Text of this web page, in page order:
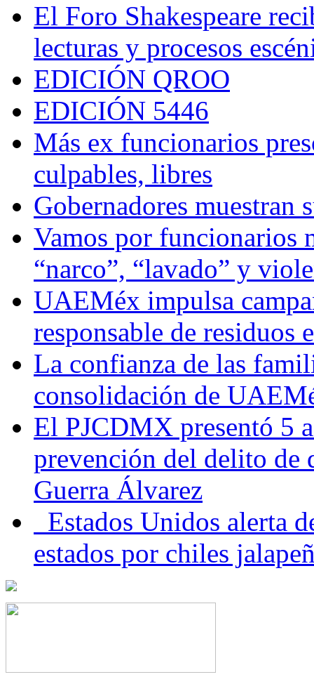
El Foro Shakespeare
lecturas y procesos
EDICIÓN QROO
EDICIÓN 5446
Más ex funcionarios
culpables, libres
Gobernadores muestran
Vamos por funcionarios
“narco”, “lavado” y
UAEMéx impulsa
responsable de residuos
La confianza de las
consolidación de
El PJCDMX presentó 5
prevención del delito de
Guerra Álvarez
Estados Unidos alerta
estados por chiles